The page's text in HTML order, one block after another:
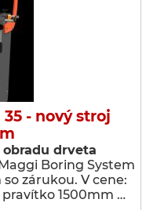
- nový stroj
drveta
Boring System
so zárukou. V cene:
1500mm …